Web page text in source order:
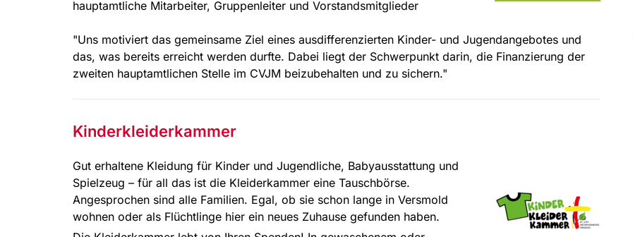
hauptamtliche Mitarbeiter, Gruppenleiter und Vorstandsmitglieder
"Uns motiviert das gemeinsame Ziel eines ausdifferenzierten Kinder- und Jugendangebotes und
das, was bereits erreicht werden durfte. Dabei liegt der Schwerpunkt darin, die Finanzierung der
zweiten hauptamtlichen Stelle im CVJM beizubehalten und zu sichern."
Kinderkleiderkammer
Gut erhaltene Kleidung für Kinder und Jugendliche, Babyausstattung und
Spielzeug – für all das ist die Kleiderkammer eine Tauschbörse.
Angesprochen sind alle Familien. Egal, ob sie schon lange in Versmold
wohnen oder als Flüchtlinge hier ein neues Zuhause gefunden haben.